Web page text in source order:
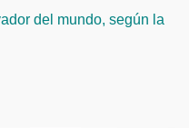
del mundo, según la